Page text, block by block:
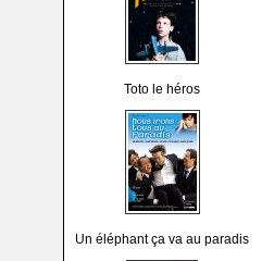
Toto le héros
Un éléphant ça va au paradis